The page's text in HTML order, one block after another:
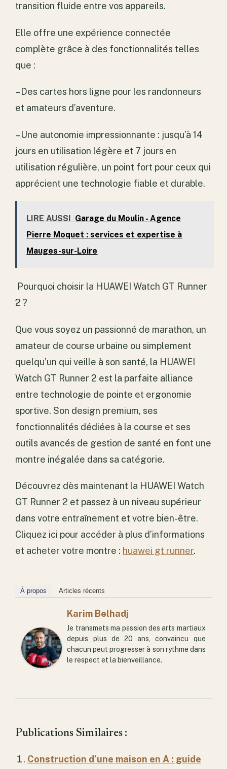
transition fluide entre vos appareils.
Elle offre une expérience connectée
complète grâce à des fonctionnalités telles
que :
– Des cartes hors ligne pour les randonneurs
et amateurs d’aventure.
– Une autonomie impressionnante : jusqu’à 14
jours en utilisation légère et 7 jours en
utilisation régulière, un point fort pour ceux qui
apprécient une technologie fiable et durable.
LIRE AUSSI
Garage du Moulin - Agence
Pierre Moquet : services et expertise à
Mauges-sur-Loire
Pourquoi choisir la HUAWEI Watch GT Runner
2 ?
Que vous soyez un passionné de marathon, un
amateur de course urbaine ou simplement
quelqu’un qui veille à son santé, la HUAWEI
Watch GT Runner 2 est la parfaite alliance
entre technologie de pointe et ergonomie
sportive. Son design premium, ses
fonctionnalités dédiées à la course et ses
outils avancés de gestion de santé en font une
montre inégalée dans sa catégorie.
Découvrez dès maintenant la HUAWEI Watch
GT Runner 2 et passez à un niveau supérieur
dans votre entraînement et votre bien-être.
Cliquez ici pour accéder à plus d’informations
et acheter votre montre : huawei gt runner.
À propos Articles récents
Karim Belhadj
Je transmets ma passion des arts martiaux
depuis plus de 20 ans, convaincu que
chacun peut progresser à son rythme dans
le respect et la bienveillance.
Publications Similaires :
Construction d’une maison en A : guide